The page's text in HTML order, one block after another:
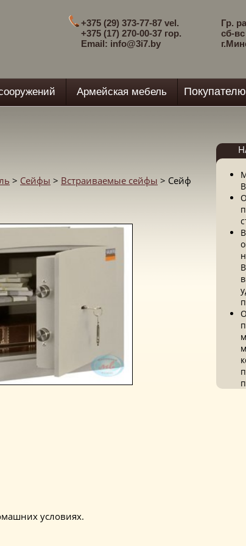
Гр.
сб-
+375 (29) 373-77-87 vel.
+375 (17) 270-00-37 гор.
Email: info@3i7.by
Армейская мебель Покупателю
> Сейфы > Встраиваемые сейфы > Сейф
условиях.